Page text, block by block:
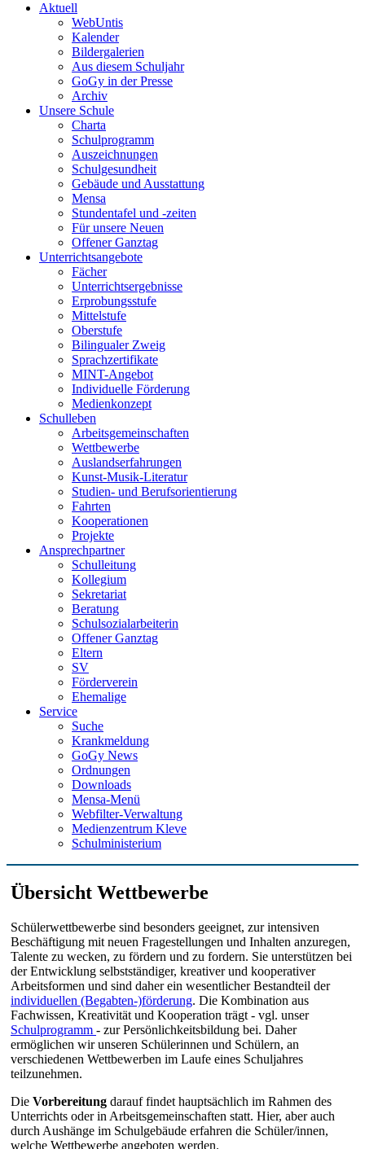
Aktuell
WebUntis
Kalender
Bildergalerien
Aus diesem Schuljahr
GoGy in der Presse
Archiv
Unsere Schule
Charta
Schulprogramm
Auszeichnungen
Schulgesundheit
Gebäude und Ausstattung
Mensa
Stundentafel und -zeiten
Für unsere Neuen
Offener Ganztag
Unterrichtsangebote
Fächer
Unterrichtsergebnisse
Erprobungsstufe
Mittelstufe
Oberstufe
Bilingualer Zweig
Sprachzertifikate
MINT-Angebot
Individuelle Förderung
Medienkonzept
Schulleben
Arbeitsgemeinschaften
Wettbewerbe
Auslandserfahrungen
Kunst-Musik-Literatur
Studien- und Berufsorientierung
Fahrten
Kooperationen
Projekte
Ansprechpartner
Schulleitung
Kollegium
Sekretariat
Beratung
Schulsozialarbeiterin
Offener Ganztag
Eltern
SV
Förderverein
Ehemalige
Service
Suche
Krankmeldung
GoGy News
Ordnungen
Downloads
Mensa-Menü
Webfilter-Verwaltung
Medienzentrum Kleve
Schulministerium
Übersicht Wettbewerbe
Schülerwettbewerbe sind besonders geeignet, zur intensiven
Beschäftigung mit neuen Fragestellungen und Inhalten anzuregen,
Talente zu wecken, zu fördern und zu fordern. Sie unterstützen bei
der Entwicklung selbstständiger, kreativer und kooperativer
Arbeitsformen und sind daher ein wesentlicher Bestandteil der
individuellen (Begabten-)förderung. Die Kombination aus
Fachwissen, Kreativität und Kooperation trägt - vgl. unser
Schulprogramm - zur Persönlichkeitsbildung bei. Daher
ermöglichen wir unseren Schülerinnen und Schülern, an
verschiedenen Wettbewerben im Laufe eines Schuljahres
teilzunehmen.
Die Vorbereitung darauf findet hauptsächlich im Rahmen des
Unterrichts oder in Arbeitsgemeinschaften statt. Hier, aber auch
durch Aushänge im Schulgebäude erfahren die Schüler/innen,
welche Wettbewerbe angeboten werden.